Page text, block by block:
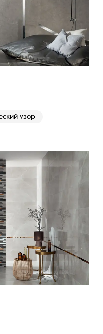
узор